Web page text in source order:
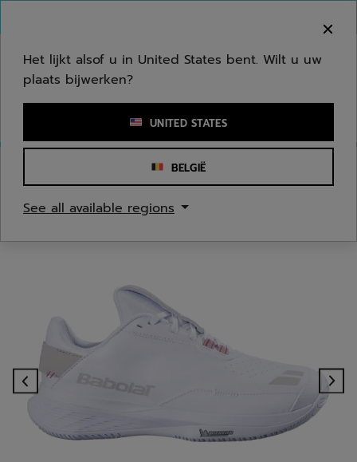
Een zoekwoord of een artikelnummer invoeren
Previous
Het lijkt alsof u in United States bent. Wilt u uw
plaats bijwerken?
UNITED STATES
BELGIË
See all available regions